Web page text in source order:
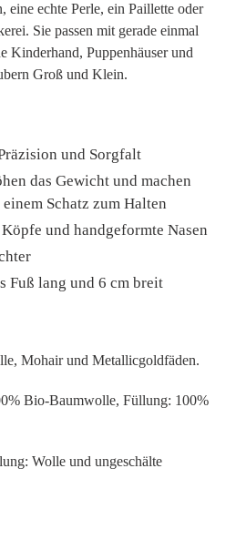
eine echte Perle, ein Paillette oder
Sie passen mit gerade einmal
Kinderhand, Puppenhäuser und
Groß und Klein.
und Sorgfalt
das Gewicht und machen
Schatz zum Halten
und handgeformte Nasen
Fuß lang und 6 cm breit
Mohair und Metallicgoldfäden.
Bio-Baumwolle, Füllung: 100%
Wolle und ungeschälte